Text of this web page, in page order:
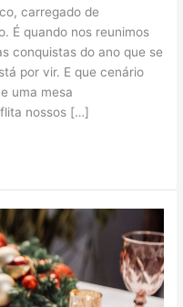
carregado de
É quando nos reunimos
conquistas do ano que se
por vir. E que cenário
uma mesa
nossos […]